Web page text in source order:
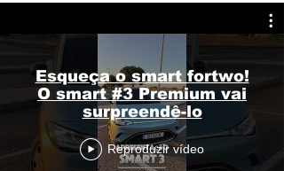
Esqueça o smart fortwo!
O smart #3 Premium vai
surpreendê-lo
Reproduzir vídeo